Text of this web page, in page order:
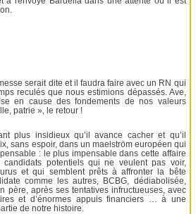
serait dite et il faudra faire avec un RN qui
reculés que nous estimions dépassés. Ave,
en cause des fondements de nos valeurs
patrie », le retour !
plus insidieux qu’il avance cacher et qu’il
sans espoir, dans un maelström européen qui
: le plus impensable dans cette affaire
potentiels qui ne veulent pas voir,
et qui semblent prêts à affronter la bête
comme les autres, BCBG, dédiabolisée,
père, après ses tentatives infructueuses, avec
et d’énormes appuis financiers … à une
de notre histoire.